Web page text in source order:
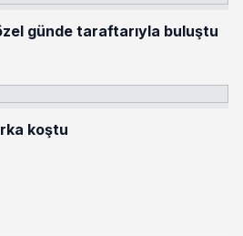
günde taraftarıyla buluştu
koştu